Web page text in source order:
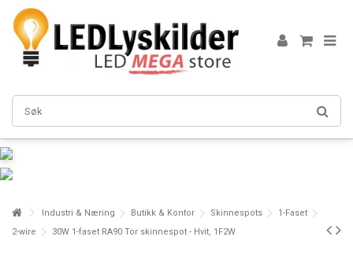
Industri & Næring Butikk & Kontor Skinnespots
1-Faset
2-wire
30W 1-faset RA90 Tor skinnespot - Hvit, 1F2W